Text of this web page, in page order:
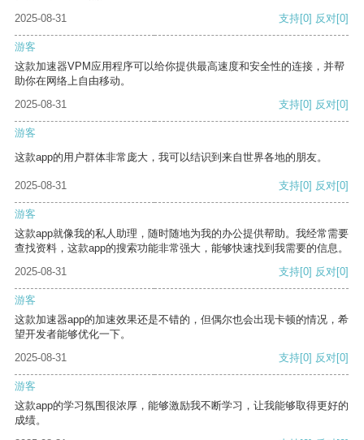
2025-08-31
支持[0] 反对[0]
游客
这款加速器VPM应用程序可以给你提供最高速度和安全性的连接，并帮
助你在网络上自由移动。
2025-08-31
支持[0] 反对[0]
游客
这款app的用户群体非常庞大，我可以结识到来自世界各地的朋友。
2025-08-31 支持[0] 反对[0]
游客
这款app就像我的私人助理，随时随地为我的办公提供帮助。我经常需要
查找资料，这款app的搜索功能非常强大，能够快速找到我需要的信息。
2025-08-31
支持[0] 反对[0]
游客
这款加速器app的加速效果还是不错的，但偶尔也会出现卡顿的情况，希
望开发者能够优化一下。
2025-08-31
支持[0] 反对[0]
游客
这款app的学习氛围很浓厚，能够激励我不断学习，让我能够取得更好的
成绩。